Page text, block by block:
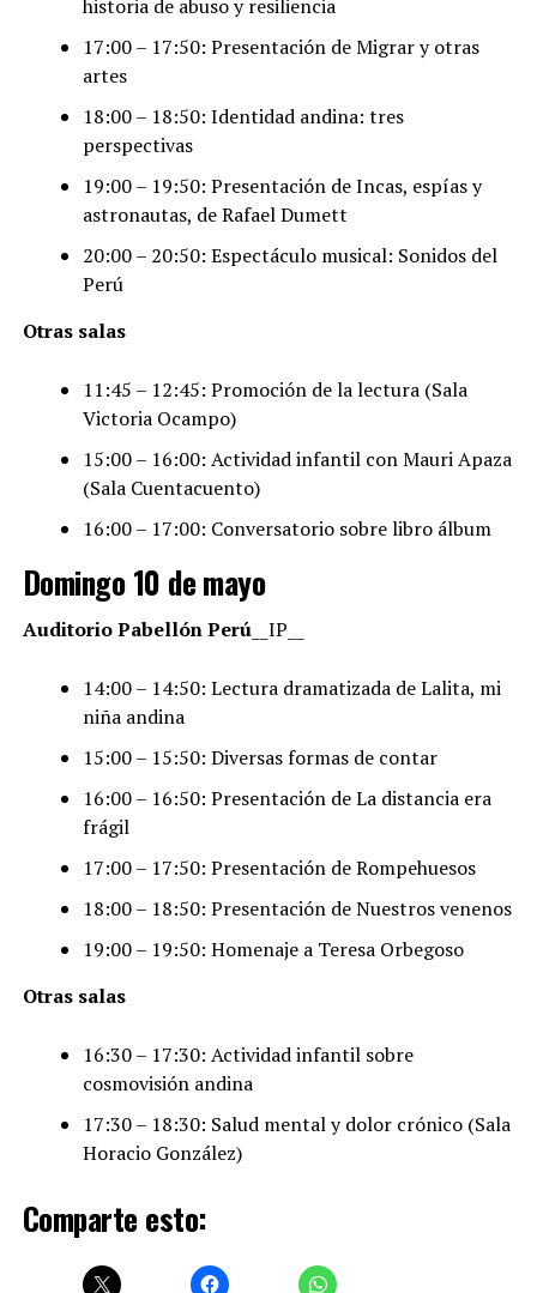
historia de abuso y resiliencia
17:00 – 17:50: Presentación de Migrar y otras
artes
18:00 – 18:50: Identidad andina: tres
perspectivas
19:00 – 19:50: Presentación de Incas, espías y
astronautas, de Rafael Dumett
20:00 – 20:50: Espectáculo musical: Sonidos del
Perú
Otras salas
11:45 – 12:45: Promoción de la lectura (Sala
Victoria Ocampo)
15:00 – 16:00: Actividad infantil con Mauri Apaza
(Sala Cuentacuento)
16:00 – 17:00: Conversatorio sobre libro álbum
Domingo 10 de mayo
Auditorio Pabellón Perú__IP__
14:00 – 14:50: Lectura dramatizada de Lalita, mi
niña andina
15:00 – 15:50: Diversas formas de contar
16:00 – 16:50: Presentación de La distancia era
frágil
17:00 – 17:50: Presentación de Rompehuesos
18:00 – 18:50: Presentación de Nuestros venenos
19:00 – 19:50: Homenaje a Teresa Orbegoso
Otras salas
16:30 – 17:30: Actividad infantil sobre
cosmovisión andina
17:30 – 18:30: Salud mental y dolor crónico (Sala
Horacio González)
Comparte esto: